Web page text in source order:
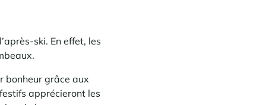
ski. En effet, les
bonheur grâce aux
apprécieront les